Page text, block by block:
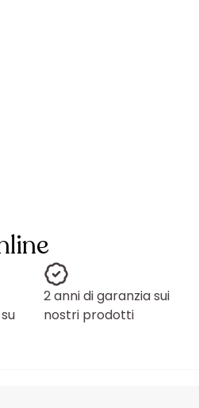
2 anni di garanzia sui
nostri prodotti